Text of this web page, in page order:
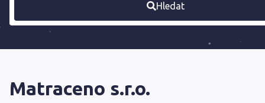
Hledat
Matraceno s.r.o.